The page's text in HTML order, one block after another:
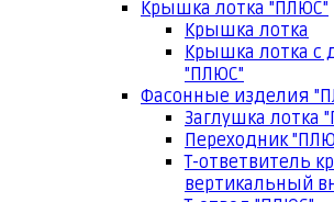
Крышка лотка "ПЛЮС"
Крышка лотка
Крышка лотка с
"ПЛЮС"
Фасонные изделия
Заглушка лотка
Переходник
Т-ответвитель
вертикальный